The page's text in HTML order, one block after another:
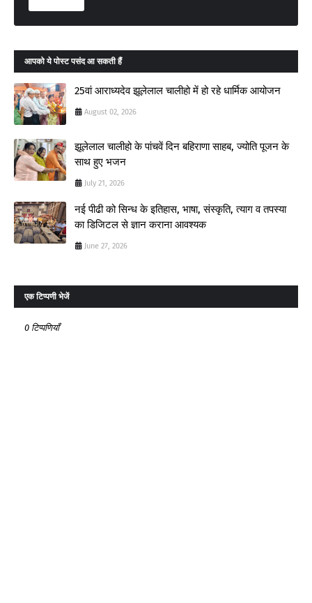
आपको ये पोस्ट पसंद आ सकती हैं
25वां आराध्यदेव झूलेलाल चालीहो में हो रहे धार्मिक आयोजन
August 02, 2026
झूलेलाल चालीहो के पांचवें दिन बहिराणा साहब, ज्योति पूजन के
साथ हुए भजन
July 21, 2026
नई पीढी को सिन्ध के इतिहास, भाषा, संस्कृति, त्याग व तपस्या
का डिजिटल से ज्ञान कराना आवश्यक
June 27, 2026
एक टिप्पणी भेजें
0 टिप्पणियाँ